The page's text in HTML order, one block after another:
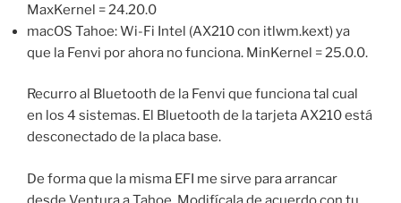
MaxKernel = 24.20.0
macOS Tahoe: Wi-Fi Intel (AX210 con itlwm.kext) ya
que la Fenvi por ahora no funciona. MinKernel = 25.0.0.
Recurro al Bluetooth de la Fenvi que funciona tal cual
en los 4 sistemas. El Bluetooth de la tarjeta AX210 está
desconectado de la placa base.
De forma que la misma EFI me sirve para arrancar